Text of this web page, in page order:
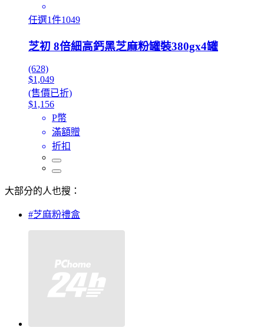
任選1件1049
芝初 8倍細高鈣黑芝麻粉罐裝380gx4罐
(628)
$1,049
(售價已折)
$1,156
P幣
滿額贈
折扣
大部分的人也搜：
#芝麻粉禮盒